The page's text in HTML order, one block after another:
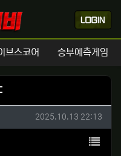
브스코어 승부예측게임
작성일
2025.10.13 22:13
목록